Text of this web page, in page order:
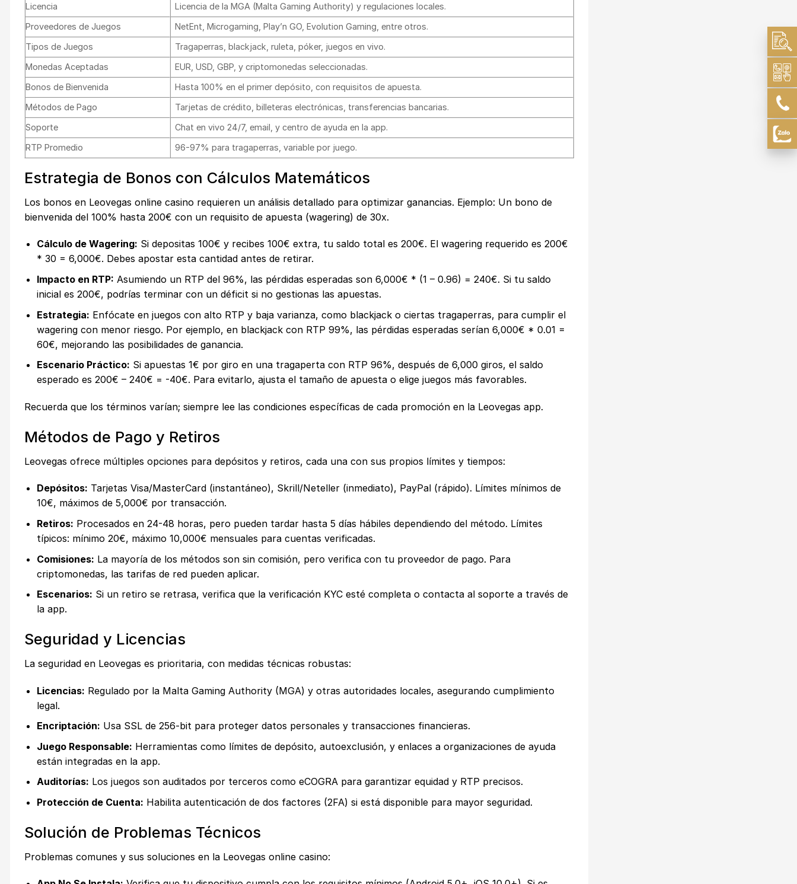
Licencia
Licencia de la MGA (Malta Gaming Authority) y regulaciones locales.
Proveedores de Juegos
NetEnt, Microgaming, Play’n GO, Evolution Gaming, entre otros.
Tipos de Juegos
Tragaperras, blackjack, ruleta, póker, juegos en vivo.
Monedas Aceptadas
EUR, USD, GBP, y criptomonedas seleccionadas.
Bonos de Bienvenida
Hasta 100% en el primer depósito, con requisitos de apuesta.
Métodos de Pago
Tarjetas de crédito, billeteras electrónicas, transferencias bancarias.
Soporte
Chat en vivo 24/7, email, y centro de ayuda en la app.
RTP Promedio
96-97% para tragaperras, variable por juego.
Estrategia de Bonos con Cálculos Matemáticos
Los bonos en Leovegas online casino requieren un análisis detallado para optimizar ganancias. Ejemplo: Un bono de
bienvenida del 100% hasta 200€ con un requisito de apuesta (wagering) de 30x.
Cálculo de Wagering: Si depositas 100€ y recibes 100€ extra, tu saldo total es 200€. El wagering requerido es 200€
* 30 = 6,000€. Debes apostar esta cantidad antes de retirar.
Impacto en RTP: Asumiendo un RTP del 96%, las pérdidas esperadas son 6,000€ * (1 – 0.96) = 240€. Si tu saldo
inicial es 200€, podrías terminar con un déficit si no gestionas las apuestas.
Estrategia: Enfócate en juegos con alto RTP y baja varianza, como blackjack o ciertas tragaperras, para cumplir el
wagering con menor riesgo. Por ejemplo, en blackjack con RTP 99%, las pérdidas esperadas serían 6,000€ * 0.01 =
60€, mejorando las posibilidades de ganancia.
Escenario Práctico: Si apuestas 1€ por giro en una tragaperta con RTP 96%, después de 6,000 giros, el saldo
esperado es 200€ – 240€ = -40€. Para evitarlo, ajusta el tamaño de apuesta o elige juegos más favorables.
Recuerda que los términos varían; siempre lee las condiciones específicas de cada promoción en la Leovegas app.
Métodos de Pago y Retiros
Leovegas ofrece múltiples opciones para depósitos y retiros, cada una con sus propios límites y tiempos:
Depósitos: Tarjetas Visa/MasterCard (instantáneo), Skrill/Neteller (inmediato), PayPal (rápido). Límites mínimos de
10€, máximos de 5,000€ por transacción.
Retiros: Procesados en 24-48 horas, pero pueden tardar hasta 5 días hábiles dependiendo del método. Límites
típicos: mínimo 20€, máximo 10,000€ mensuales para cuentas verificadas.
Comisiones: La mayoría de los métodos son sin comisión, pero verifica con tu proveedor de pago. Para
criptomonedas, las tarifas de red pueden aplicar.
Escenarios: Si un retiro se retrasa, verifica que la verificación KYC esté completa o contacta al soporte a través de
la app.
Seguridad y Licencias
La seguridad en Leovegas es prioritaria, con medidas técnicas robustas:
Licencias: Regulado por la Malta Gaming Authority (MGA) y otras autoridades locales, asegurando cumplimiento
legal.
Encriptación: Usa SSL de 256-bit para proteger datos personales y transacciones financieras.
Juego Responsable: Herramientas como límites de depósito, autoexclusión, y enlaces a organizaciones de ayuda
están integradas en la app.
Auditorías: Los juegos son auditados por terceros como eCOGRA para garantizar equidad y RTP precisos.
Protección de Cuenta: Habilita autenticación de dos factores (2FA) si está disponible para mayor seguridad.
Solución de Problemas Técnicos
Problemas comunes y sus soluciones en la Leovegas online casino: